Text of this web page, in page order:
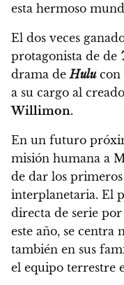
esta hermoso
El dos veces
protagonista de de
drama deHulucon
a su cargo al
Willimon.
En un futuro
misión humana a
de dar los
interplanetaria. El
directa de serie
este año, se centra
también en sus
el equipo terrestre